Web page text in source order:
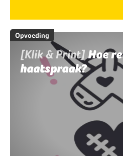
Opvoeding
[Klik & Print]Hoe
haatspraak?